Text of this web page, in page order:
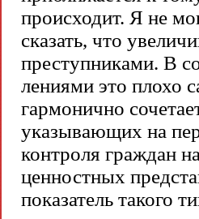
происходит. Я не
сказать, что
преступниками. В
лениями это плохо
гармонично
указывающих на
контроля граждан
ценностных
показатель такого